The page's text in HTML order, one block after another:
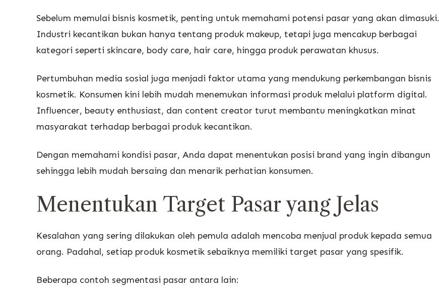
Sebelum memulai bisnis kosmetik, penting untuk memahami potensi pasar yang akan dimasuki.
Industri kecantikan bukan hanya tentang produk makeup, tetapi juga mencakup berbagai
kategori seperti skincare, body care, hair care, hingga produk perawatan khusus.
Pertumbuhan media sosial juga menjadi faktor utama yang mendukung perkembangan bisnis
kosmetik. Konsumen kini lebih mudah menemukan informasi produk melalui platform digital.
Influencer, beauty enthusiast, dan content creator turut membantu meningkatkan minat
masyarakat terhadap berbagai produk kecantikan.
Dengan memahami kondisi pasar, Anda dapat menentukan posisi brand yang ingin dibangun
sehingga lebih mudah bersaing dan menarik perhatian konsumen.
Menentukan Target Pasar yang Jelas
Kesalahan yang sering dilakukan oleh pemula adalah mencoba menjual produk kepada semua
orang. Padahal, setiap produk kosmetik sebaiknya memiliki target pasar yang spesifik.
Beberapa contoh segmentasi pasar antara lain: